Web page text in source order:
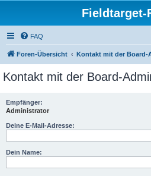
Fieldtarget-
FAQ
Foren-Übersicht Kontakt mit der Board-
Kontakt mit der Board-
Empfänger:
Administrator
Deine E-Mail-Adresse:
Dein Name: